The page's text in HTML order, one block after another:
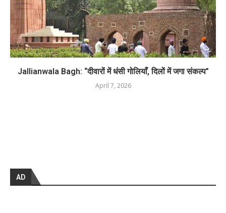
Jallianwala Bagh: “दीवारों में धंसी गोलियाँ, दिलों में जगा संकल्प”
April 7, 2026
AD